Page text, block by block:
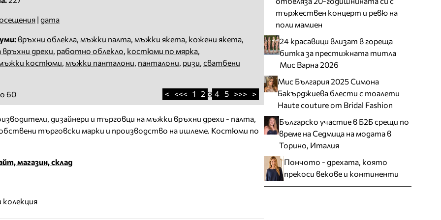
| дата
връхни облекла, мъжки палта, мъжки якета, кожени якета,
връхни дрехи, работно облекло, костюми по мярка,
костюми, мъжки панталони, панталони, ризи, сватбени
60 < <<< 1 2 3 4 5 >>> >
дизайнери и търговци на мъжки връхни дрехи - палта,
търговски марки и производство на ишлеме. Костюми по
магазин, склад
тържествен концерт и ревю на
поли мамиен
24 красавици влизат в гореща
битка за престижната титла
Мис Варна 2026
Мис България 2025 Симона
Бакърджиева блести с тоалети
Haute couture от Bridal Fashion
Българско участие в Б2Б срещи по
време на Седмица на модата в
Торино, Италия
Пончото - дрехата, която
прекоси векове и континенти